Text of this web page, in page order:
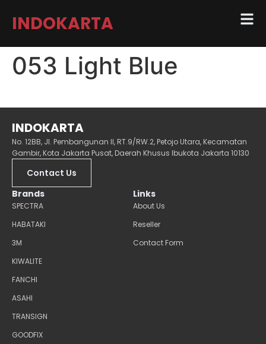
INDOKARTA
053 Light Blue
INDOKARTA
No. 12BB, Jl. Pembangunan II, RT.9/RW.2, Petojo Utara, Kecamatan
Gambir, Kota Jakarta Pusat, Daerah Khusus Ibukota Jakarta 10130
Contact Us
Brands
SPECTRA
HABATAKI
3M
KIWALITE
FANCHI
ASAHI
TRANSIGN
GOODFIX
Links
About Us
Reseller
Contact Form